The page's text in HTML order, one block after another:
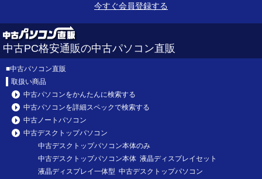
今すぐ会員登録する
中古PC格安通販の中古パソコン直販
■中古パソコン直販
取扱い商品
中古パソコンをかんたんに検索する
中古パソコンを詳細スペックで検索する
中古ノートパソコン
中古デスクトップパソコン
中古デスクトップパソコン本体のみ
中古デスクトップパソコン本体 液晶ディスプレイセット
液晶ディスプレイ一体型 中古デスクトップパソコン